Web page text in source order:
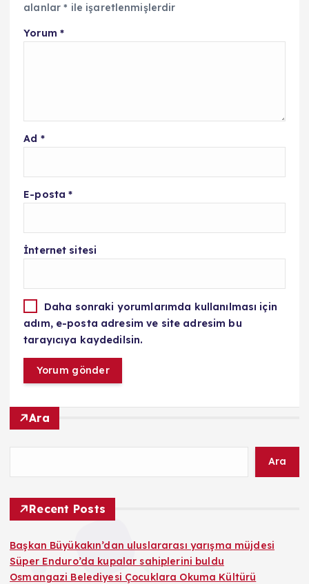
alanlar* ile işaretlenmişlerdir
Yorum *
Ad *
E-posta*
İnternet sitesi
Daha sonraki yorumlarımda kullanılması için
adım, e-posta adresim ve site adresim bu
tarayıcıya kaydedilsin.
Ara
Ara
Recent Posts
Başkan Büyükakın’dan uluslararası yarışma müjdesi
Süper Enduro’da kupalar sahiplerini buldu
Osmangazi Belediyesi Çocuklara Okuma Kültürü